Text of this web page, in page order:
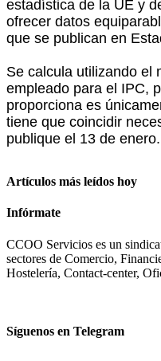
estadística de la UE y
ofrecer datos
que se publican en
Se calcula utilizando el
empleado para el IPC,
proporciona es
tiene que coincidir
publique el 13 de enero.
Artículos más leídos hoy
Infórmate
CCOO Servicios es un
sectores de Comercio,
Hostelería, Contact-center,
Síguenos en Telegram